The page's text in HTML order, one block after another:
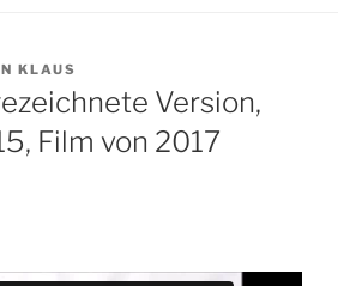
KLAUS
Version,
Film von 2017